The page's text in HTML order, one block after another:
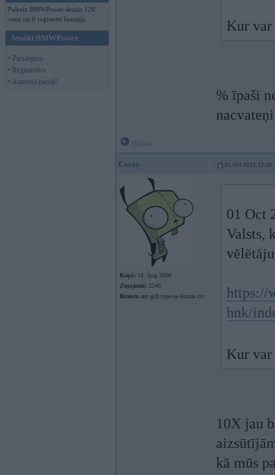
Pašreiz BMWPower skatās 120
viesi un 0 reģistrēti lietotāji.
Ienākt BMWPower
• Pieslēgties
• Reģistrēties
• Aizmirsi paroli?
Kur
% īpaši
Corey 01. Oct 2023, 12:56
Kopš: 18. Aug 2008
Ziņojumi: 2546
Braucu ar: gc8 type-ra Honda crx
01 Oct
Valsts,
https://
hnk/
Kur
10X jau
kā mūs